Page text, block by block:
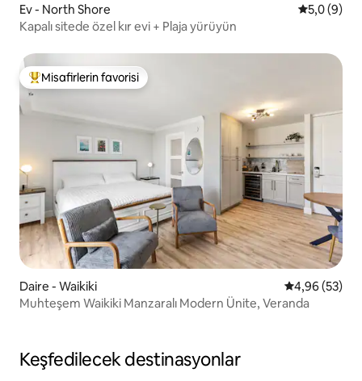
Ev - North Shore 55,0 (9)
Kapalı sitede özel kır evi + Plaja yürüyün
Misafirlerin favorilerinden en beğenilenler arasında
Misafirlerin favorisi
Daire - Waikiki 5 üzerinden
4,96 (53)
Muhteşem Waikiki Manzaralı Modern Ünite, Veranda
Keşfedilecek destinasyonlar